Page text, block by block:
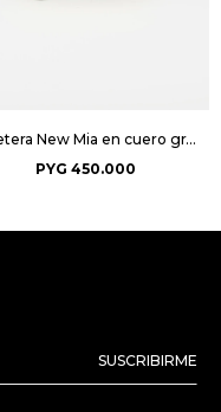
Billetera New Mia en cuero graneado - Negro
PYG 450.000
SUSCRIBIRME